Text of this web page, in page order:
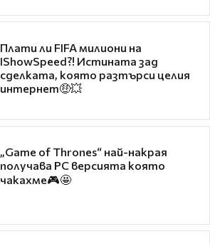
Плати ли FIFA милиони на
IShowSpeed?! Истината зад
сделката, която разтърси целия
интернет🤑💥
„Game of Thrones“ най-накрая
получава PC версията която
чакахме🎮🤩